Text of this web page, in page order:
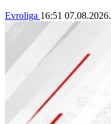
Evroliga 16:51 07.08.2026.